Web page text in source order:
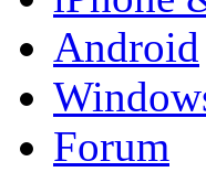
Android
Forum